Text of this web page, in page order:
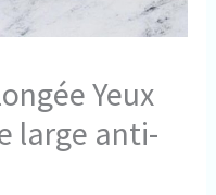
Yeux
large anti-